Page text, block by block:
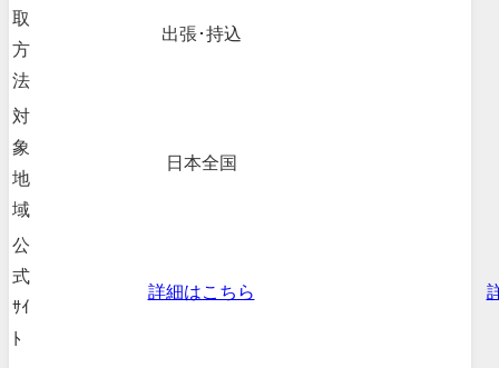
取
方
法
出張･持込
対
象
地
域
日本全国
公
式
ｻｲ
ﾄ
詳細はこちら